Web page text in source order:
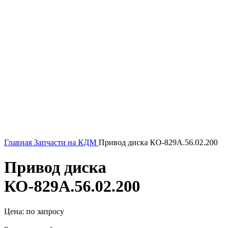
Главная Запчасти на КДМ Привод диска КО-829А.56.02.200
Привод диска
КО-829А.56.02.200
Цена: по запросу